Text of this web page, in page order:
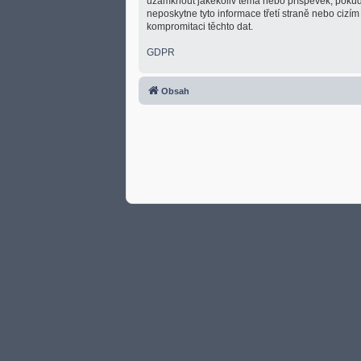
neposkytne tyto informace třetí straně nebo
kompromitaci těchto dat.
GDPR
Obsah